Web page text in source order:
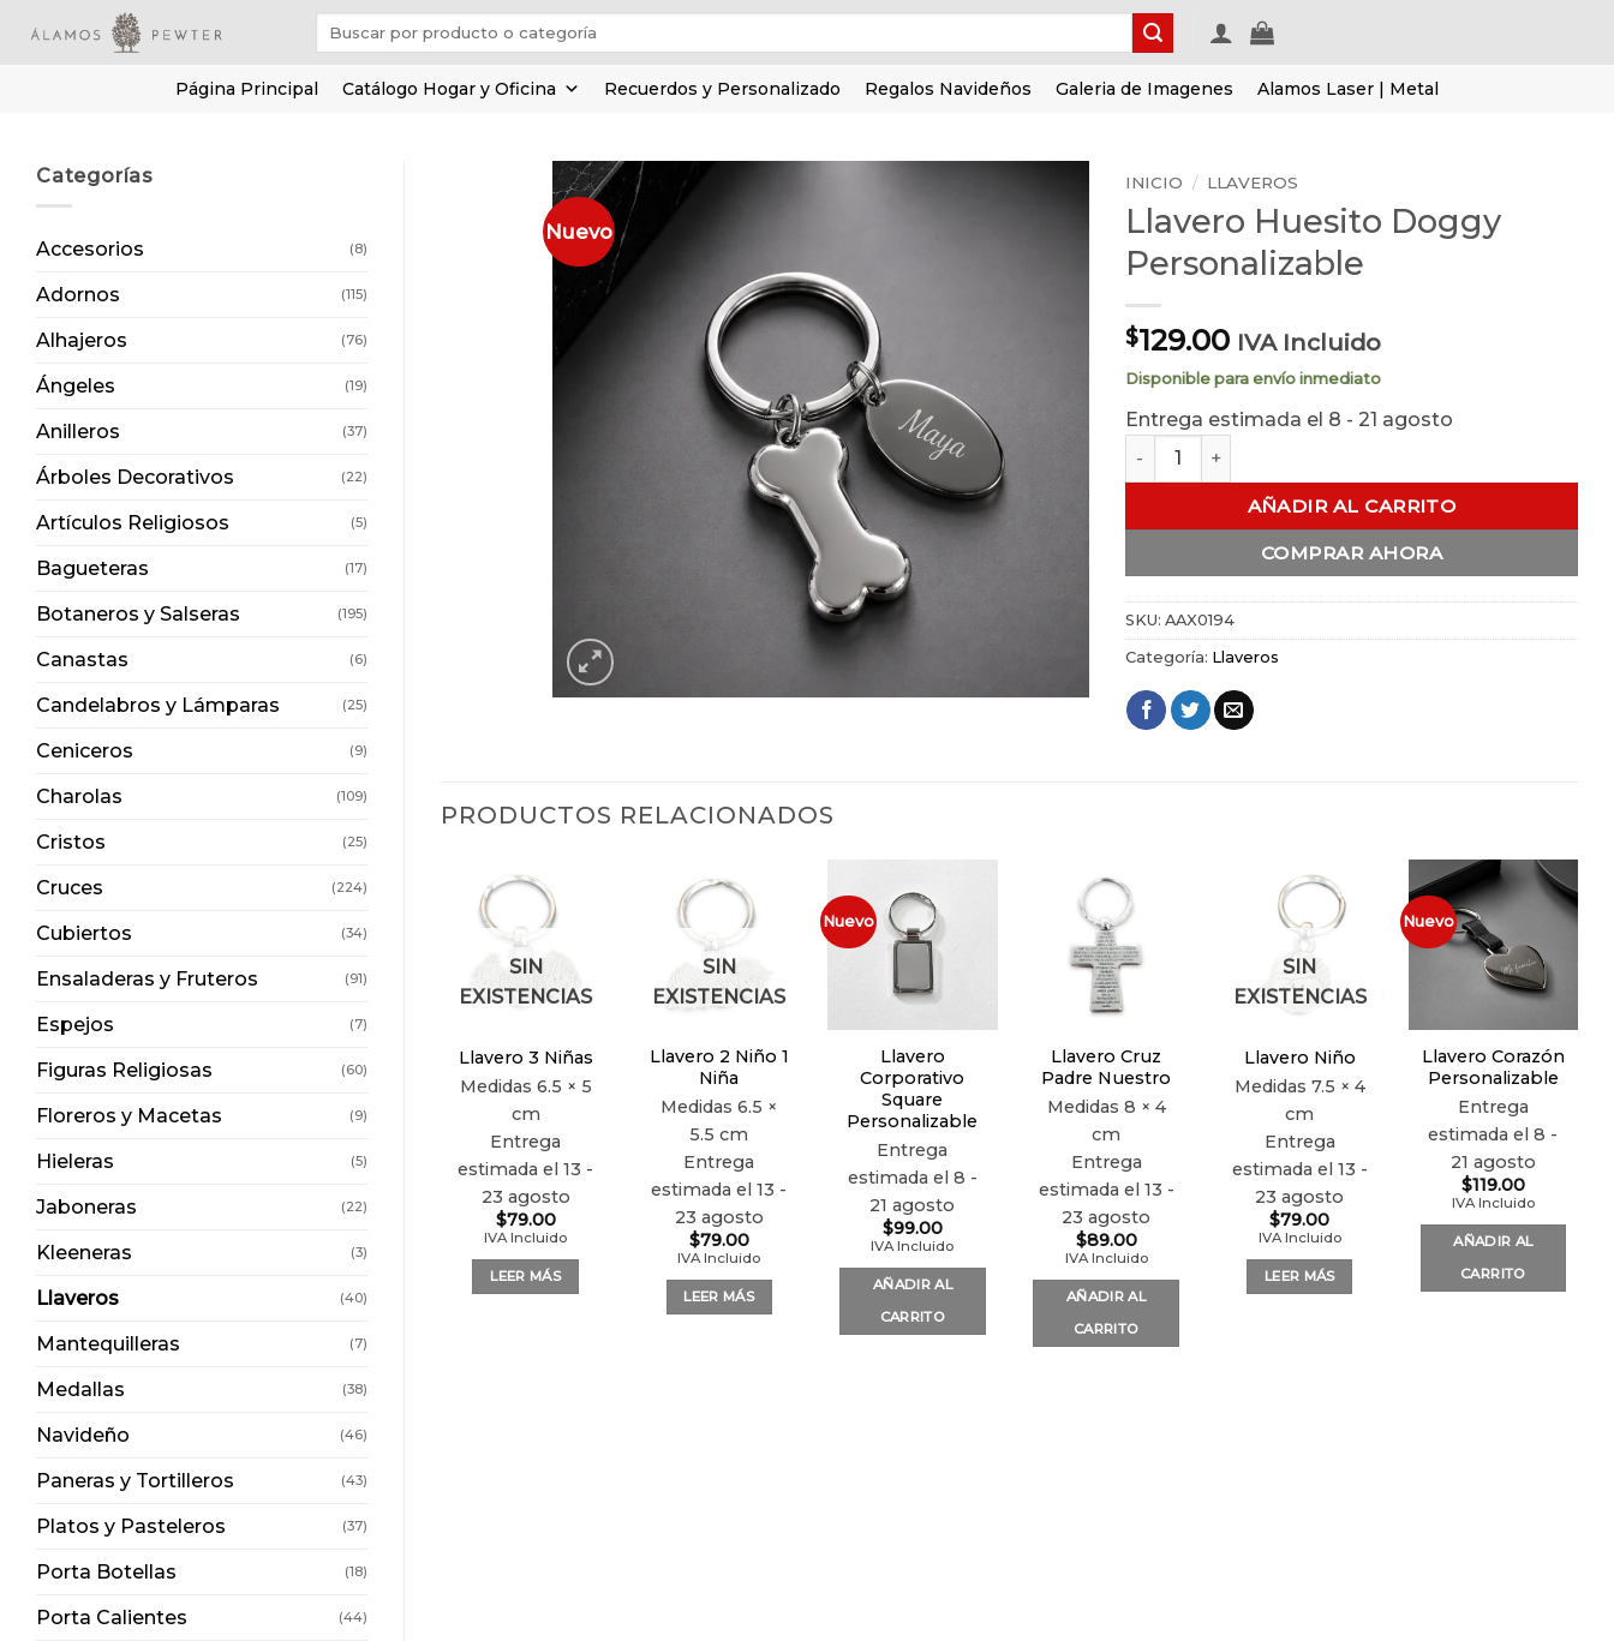
Página Principal Catálogo Hogar y Oficina Recuerdos y Personalizado Regalos Navideños Galeria de Imagenes Alamos Laser | Metal
Categorías
Accesorios (8)
Adornos (115)
Alhajeros (76)
Ángeles (19)
Anilleros (37)
Árboles Decorativos (22)
Artículos Religiosos (5)
Bagueteras (17)
Botaneros y Salseras (195)
Canastas (6)
Candelabros y Lámparas (25)
Ceniceros (9)
Charolas (109)
Cristos (25)
Cruces (224)
Cubiertos (34)
Ensaladeras y Fruteros (91)
Espejos (7)
Figuras Religiosas (60)
Floreros y Macetas (9)
Hieleras (5)
Jaboneras (22)
Kleeneras (3)
Llaveros (40)
Mantequilleras (7)
Medallas (38)
Navideño (46)
Paneras y Tortilleros (43)
Platos y Pasteleros (37)
Porta Botellas (18)
Porta Calientes (44)
Nuevo
INICIO / LLAVEROS
Llavero Huesito Doggy
Personalizable
$129.00 IVA Incluido
Disponible para envío inmediato
Entrega estimada el 8 - 21 agosto
Llavero Huesito Doggy Personalizable cantidad
AÑADIR AL CARRITO
COMPRAR AHORA
SKU: AAX0194
Categoría: Llaveros
PRODUCTOS RELACIONADOS
Añadir
deseos
SIN
EXISTENCIAS
Llavero 3 Niñas
Medidas 6.5 × 5
cm
Entrega
estimada el 13 -
23 agosto
$79.00
IVA Incluido
LEER MÁS
Añadir
lista de
SIN
EXISTENCIAS
Llavero 2 Niño 1
Niña
Medidas6.5 ×
5.5 cm
Entrega
estimada el 13 -
23 agosto
$79.00
IVA Incluido
LEER MÁS
Nuevo
Añadir
lista de
deseos
Llavero
Corporativo
Square
Personalizable
Entrega
estimada el 8 -
21 agosto
$99.00
IVA Incluido
AÑADIR AL
CARRITO
Añadir
a la
lista de
Llavero Cruz
Padre Nuestro
Medidas 8 × 4
cm
Entrega
estimada el 13 -
23 agosto
$89.00
IVA Incluido
AÑADIR AL
CARRITO
Añadir
lista de
SIN
EXISTENCIAS
Llavero Niño
Medidas 7.5 × 4
cm
Entrega
estimada el 13 -
23 agosto
$79.00
IVA Incluido
LEER MÁS
Nuevo
a la
lista de
deseos
Llavero Corazón
Personalizable
Entrega
estimada el 8 -
21 agosto
$119.00
IVA Incluido
AÑADIR AL
CARRITO